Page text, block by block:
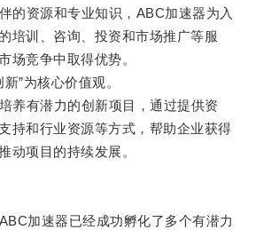
资源和专业知识，ABC加速器为入
培训、咨询、投资和市场推广等服
场竞争中取得优势。
”为核心价值观。
有潜力的创新项目，通过提供资
持和行业资源等方式，帮助企业获得
动项目的持续发展。
加速器已经成功孵化了多个有潜力